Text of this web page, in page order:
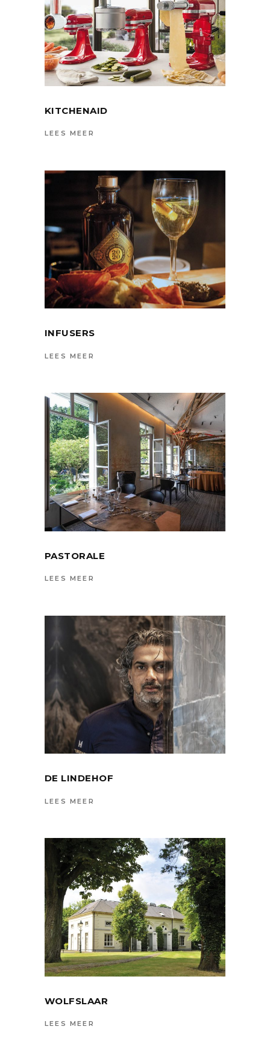
KITCHENAID
LEES MEER
INFUSERS
LEES MEER
PASTORALE
LEES MEER
DE LINDEHOF
LEES MEER
WOLFSLAAR
LEES MEER